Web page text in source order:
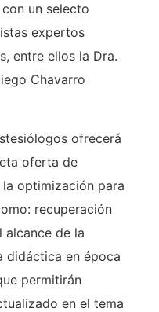
un selecto
expertos
entre ellos la Dra.
Chavarro
ofrecerá
oferta de
optimización para
recuperación
alcance de la
didáctica en época
permitirán
en el tema